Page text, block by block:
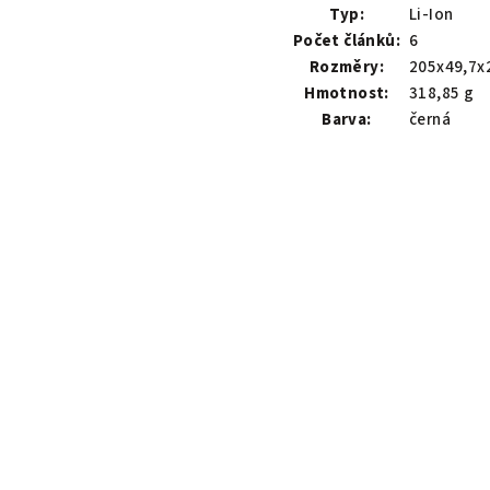
Typ:
Li-Ion
Počet článků: 6
Rozměry:
Hmotnost:
318,85 g
Barva:
černá